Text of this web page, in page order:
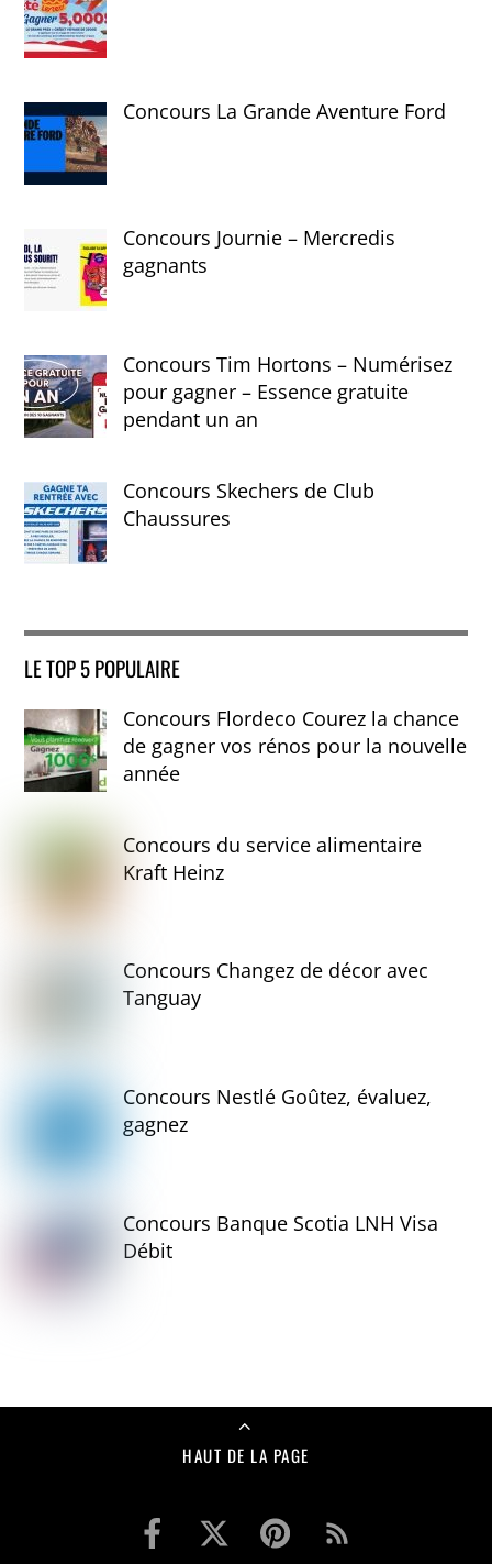
Concours La Grande Aventure Ford
Concours Journie – Mercredis
gagnants
Concours Tim Hortons – Numérisez
pour gagner – Essence gratuite
pendant un an
Concours Skechers de Club
Chaussures
LE TOP 5 POPULAIRE
Concours Flordeco Courez la chance
de gagner vos rénos pour la nouvelle
année
Concours du service alimentaire
Kraft Heinz
Concours Changez de décor avec
Tanguay
Concours Nestlé Goûtez, évaluez,
gagnez
Concours Banque Scotia LNH Visa
Débit
HAUT DE LA PAGE